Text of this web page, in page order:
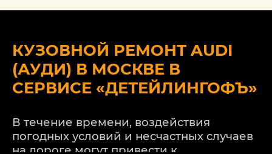
КУЗОВНОЙ РЕМОНТ AUDI
(АУДИ) В МОСКВЕ В
СЕРВИСЕ «ДЕТЕЙЛИНГОФЪ»
В течение времени, воздействия
погодных условий и несчастных случаев
на дороге могут привести к